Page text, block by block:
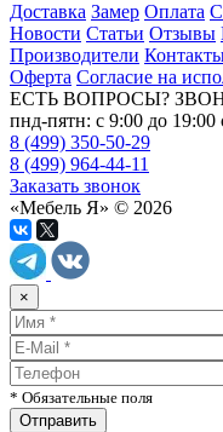
Доставка Замер Оплата
Новости Статьи Отзывы
Производители
Оферта Согласие на
ЕСТЬ ВОПРОСЫ?
пнд-пятн: с 9:00 до 19:00
8 (499) 350-50-29
8 (499) 964-44-11
Заказать звонок
«Мебель Я» © 2026
×
* Обязательные поля